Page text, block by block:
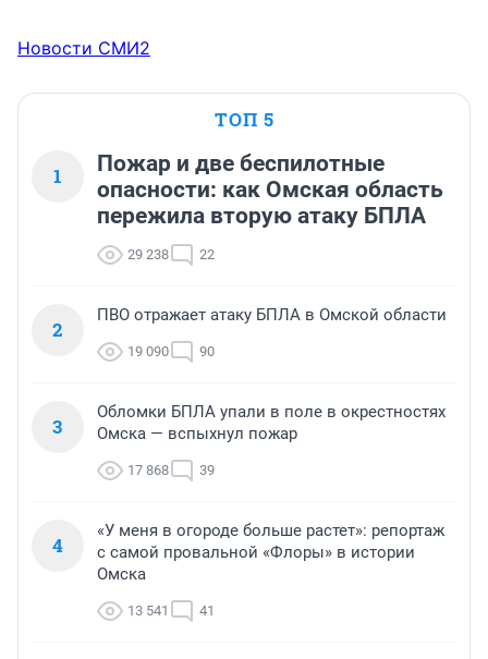
спустя☝️Вдоль многих улиц ведётся какая то частная
подобного не видела . Больше недели - не
выдерживаю. Видимо когда люди живут и мало куда
выезжают им кажется что наступил « расцвет» . Но на
самом деле картина удручающая . Извините.
Новости СМИ2
ТОП 5
1
Пожар и две беспилотные
опасности: как Омская область
пережила вторую атаку БПЛА
29 238 22
2
ПВО отражает атаку БПЛА в Омской области
19 090 90
3
Обломки БПЛА упали в поле в окрестностях
Омска — вспыхнул пожар
17 868 39
4
«У меня в огороде больше растет»: репортаж
с самой провальной «Флоры» в истории
Омска
13 541 41